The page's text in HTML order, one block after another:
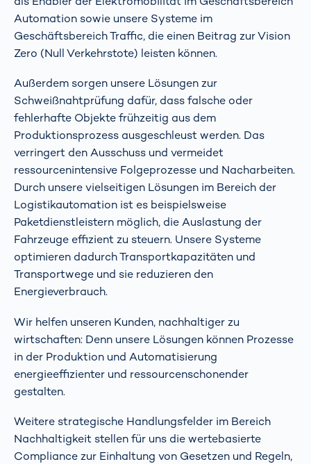
Automation sowie unsere Systeme im
GeschäftsbereichTraffic, die einen Beitrag zur Vision
Zero (Null Verkehrstote) leisten können.
Außerdem sorgen unsere Lösungen zur
Schweißnahtprüfung dafür, dass falsche oder
fehlerhafte Objekte frühzeitig aus dem
Produktionsprozess ausgeschleust werden. Das
verringert den Ausschuss und vermeidet
ressourcenintensive Folgeprozesse und Nacharbeiten.
Durch unsere vielseitigen Lösungen im Bereich der
Logistikautomation ist es beispielsweise
Paketdienstleistern möglich, die Auslastung der
Fahrzeuge effizient zu steuern. Unsere Systeme
optimieren dadurch Transportkapazitäten und
Transportwege und sie reduzieren den
Energieverbrauch.
Wir helfen unseren Kunden, nachhaltiger zu
wirtschaften: Denn unsere Lösungen können Prozesse
in der Produktion und Automatisierung
energieeffizienter und ressourcenschonender
gestalten.
Weitere strategische Handlungsfelder im Bereich
Nachhaltigkeit stellen für uns die wertebasierte
Compliance zur Einhaltung von Gesetzen und Regeln,